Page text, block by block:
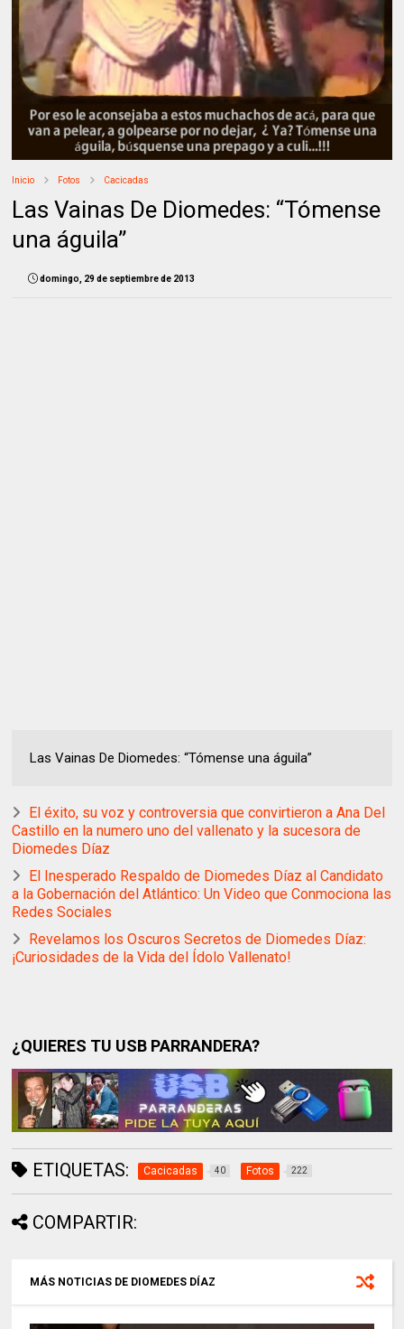
Inicio Fotos Cacicadas
Las Vainas De Diomedes: “Tómense
una águila”
domingo, 29 de septiembre de 2013
Las Vainas De Diomedes: “Tómense una águila”
El éxito, su voz y controversia que convirtieron a Ana Del
Castillo en la numero uno del vallenato y la sucesora de
Diomedes Díaz
El Inesperado Respaldo de Diomedes Díaz al Candidato
a la Gobernación del Atlántico: Un Video que Conmociona las
Redes Sociales
Revelamos los Oscuros Secretos de Diomedes Díaz:
¡Curiosidades de la Vida del Ídolo Vallenato!
¿QUIERES TU USB PARRANDERA?
ETIQUETAS: Cacicadas 40 Fotos 222
COMPARTIR:
MÁS NOTICIAS DE DIOMEDES DÍAZ